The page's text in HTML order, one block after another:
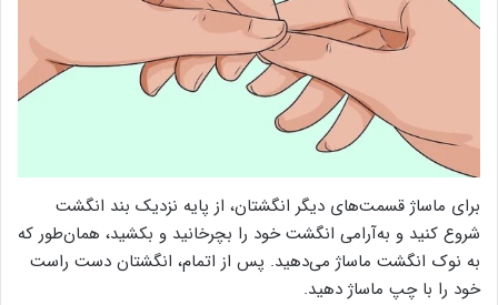
برای ماساژ قسمت‌های دیگر انگشتان، از پایه نزدیک بند انگشت
شروع کنید و به‌آرامی انگشت خود را بچرخانید و بکشید، همان‌طور که
به نوک انگشت ماساژ می‌دهید. پس از اتمام، انگشتان دست راست
خود را با چپ ماساژ دهید.